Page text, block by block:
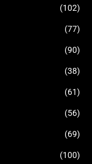
(102)
(77)
(90)
(38)
(61)
(56)
(69)
(100)